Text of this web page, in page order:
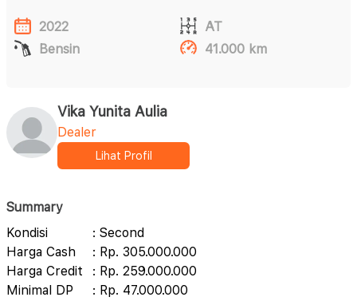
2022
AT
Bensin
41.000 km
Vika Yunita Aulia
Dealer
Lihat Profil
Summary
Kondisi
: Second
Harga Cash
: Rp. 305.000.000
Harga Credit
: Rp. 259.000.000
Minimal DP
: Rp. 47.000.000